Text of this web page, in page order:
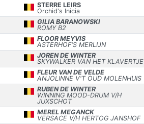
STERRE LEIRS
Orchid's Inicia
GILIA BARANOWSKI
ROMY B2
FLOOR MEYVIS
ASTERHOF'S MERLIJN
JOREN DE WINTER
SKYWALKER VAN HET KLAVERTJE
FLEUR VAN DE VELDE
ANJOLINNE V'T OUD MOLENHUIS
RUBEN DE WINTER
WINNING MOOD-DRUM V/H
JUXSCHOT
MEREL MEGANCK
VERSACE V/H HERTOG JANSHOF